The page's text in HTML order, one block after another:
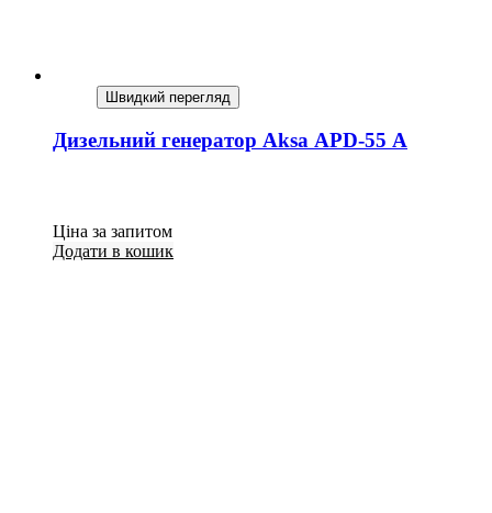
Швидкий перегляд
Дизельний генератор Aksa APD-55 A
Ціна за запитом
Додати в кошик